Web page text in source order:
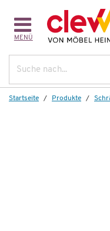
MENÜ
Startseite Produkte
Weitere Artikel aus der